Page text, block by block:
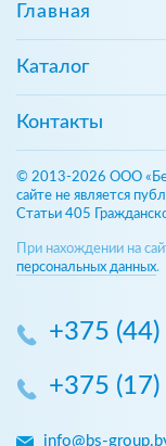
Главная
Каталог
Контакты
© 2013-2026 ООО
сайте не является
Статьи 405
При нахождении на
персональных данных.
+375
+375
info@bs-